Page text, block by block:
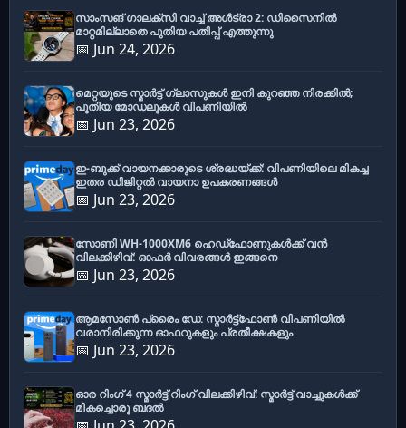
സാംസങ് ഗാലക്സി വാച്ച് അൾട്രാ 2: ഡിസൈനിൽ
മാറ്റമില്ലാതെ പുതിയ പതിപ്പ് എത്തുന്നു
📅 Jun 24, 2026
മെറ്റയുടെ സ്മാർട്ട് ഗ്ലാസുകൾ ഇനി കുറഞ്ഞ നിരക്കിൽ;
പുതിയ മോഡലുകൾ വിപണിയിൽ
📅 Jun 23, 2026
ഇ-ബുക്ക് വായനക്കാരുടെ ശ്രദ്ധയ്ക്ക്: വിപണിയിലെ മികച്ച
ഇതര ഡിജിറ്റൽ വായനാ ഉപകരണങ്ങൾ
📅 Jun 23, 2026
സോണി WH-1000XM6 ഹെഡ്‌ഫോണുകൾക്ക് വൻ
വിലക്കിഴിവ്: ഓഫർ വിവരങ്ങൾ ഇങ്ങനെ
📅 Jun 23, 2026
ആമസോൺ പ്രൈം ഡേ: സ്മാർട്ട്ഫോൺ വിപണിയിൽ
വരാനിരിക്കുന്ന ഓഫറുകളും പ്രതീക്ഷകളും
📅 Jun 23, 2026
ഓര റിംഗ് 4 സ്മാർട്ട് റിംഗ് വിലക്കിഴിവ്: സ്മാർട്ട് വാച്ചുകൾക്ക്
മികച്ചൊരു ബദൽ